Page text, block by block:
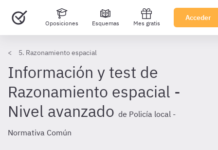
Oposiciones Esquemas Mes gratis
Acceder
5. Razonamiento espacial
Información y test de
Razonamiento espacial -
Nivel avanzado de Policía local -
Normativa Común